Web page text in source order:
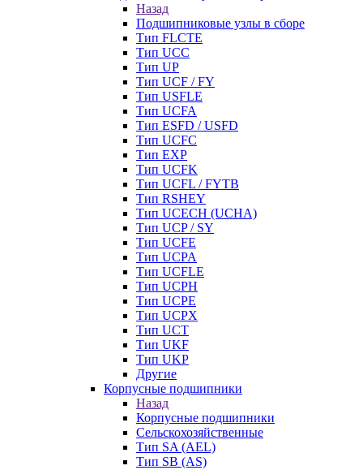
Назад
Подшипниковые узлы в сборе
Тип FLCTE
Тип UCC
Тип UP
Тип UCF / FY
Тип USFLE
Тип UCFA
Тип ESFD / USFD
Тип UCFC
Тип EXP
Тип UCFK
Тип UCFL / FYTB
Тип RSHEY
Тип UCECH (UCHA)
Тип UCP / SY
Тип UCFE
Тип UCPA
Тип UCFLE
Тип UCPH
Тип UCPE
Тип UCPX
Тип UCT
Тип UKF
Тип UKP
Другие
Корпусные подшипники
Назад
Корпусные подшипники
Сельскохозяйственные
Тип SA (AEL)
Тип SB (AS)